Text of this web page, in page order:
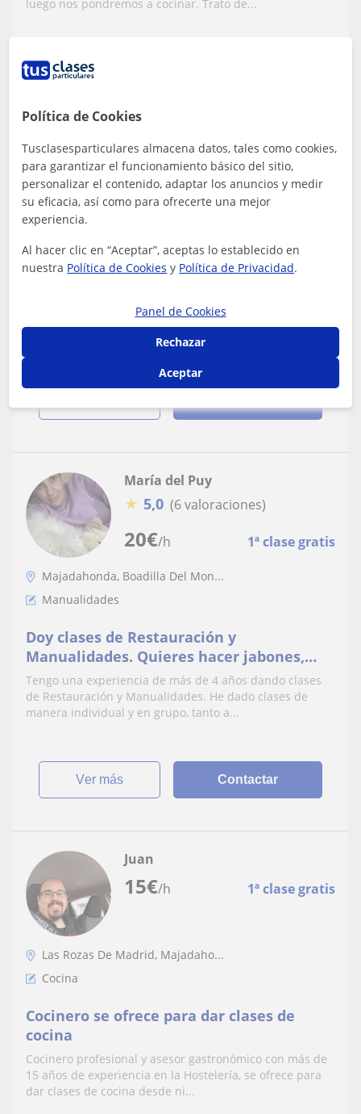
luego nos pondremos a cocinar. Trato de...
ver más
6€/h
Raquel
Madrid Capital, Boadilla Del ...
Maquillaje y estética
Docente titulada en Imagen Personal
imparte clases de
peluqueria(acabados,peinados y
recogidos) y Maquillaje(diseño de
cejas,automaquillaje,niños...)
20€/h 1ª clase gratis
María del Puy
★ 5,0 (6 valoraciones)
Majadahonda, Boadilla Del Mon...
Manualidades
Doy clases de Restauración y
Manualidades. Quieres hacer jabones,
velas o trabajos con resina epoxi? La
imaginación es el límite!
Tengo una experiencia de más de 4 años dando clases
de Restauración y Manualidades. He dado clases de
manera individual y en grupo, tanto a...
ver más Contactar
15€/h 1ª clase gratis
Juan
Las Rozas De Madrid, Majadaho...
Cocina
Cocinero se ofrece para dar clases de
cocina
Cocinero profesional y asesor gastronómico con más de
15 años de experiencia en la Hostelería, se ofrece para
dar clases de cocina desde ni...
Política de Cookies
Tusclasesparticulares almacena datos, tales como cookies,
para garantizar el funcionamiento básico del sitio,
personalizar el contenido, adaptar los anuncios y medir
su eficacia, así como para ofrecerte una mejor
experiencia.
Al hacer clic en “Aceptar”, aceptas lo establecido en
nuestra Política de Cookies y Política de Privacidad.
Panel de Cookies
Rechazar
Aceptar